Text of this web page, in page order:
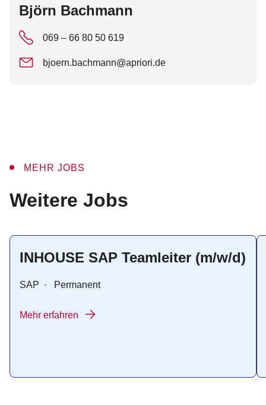
:
Björn Bachmann
069 – 66 80 50 619
bjoern.bachmann@apriori.de
MEHR JOBS
:
Weitere Jobs
INHOUSE SAP Teamleiter (m/w/d)
SAP · Permanent
Mehr erfahren